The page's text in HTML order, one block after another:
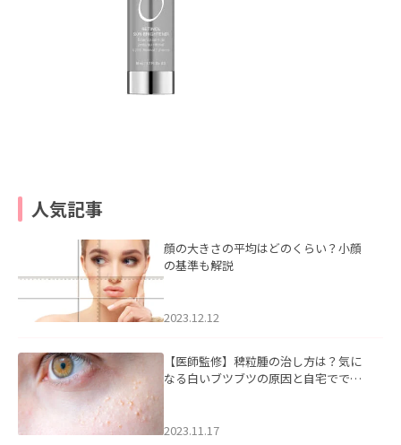
人気記事
顔の大きさの平均はどのくらい？小顔
の基準も解説
2023.12.12
【医師監修】稗粒腫の治し方は？気に
なる白いブツブツの原因と自宅ででき
2023.11.17